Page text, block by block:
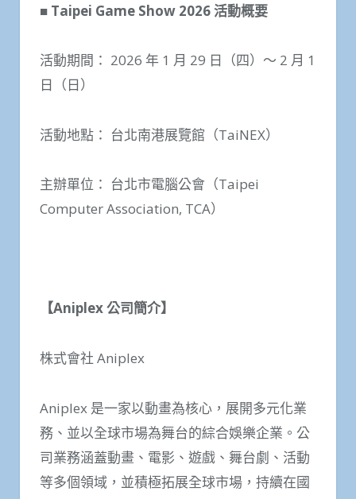
■ Taipei Game Show 2026活動概要
活動期間： 2026 年 1 月 29 日（四）～ 2 月 1
日（日）
活動地點： 台北南港展覽館（TaiNEX）
主辦單位： 台北市電腦公會（Taipei
Computer Association, TCA）
【Aniplex 公司簡介】
株式會社 Aniplex
Aniplex 是一家以動畫為核心，展開多元化業
務、並以全球市場為舞台的綜合娛樂企業。公
司業務涵蓋動畫、電影、遊戲、舞台劇、活動
等多個領域，並積極拓展全球市場，持續在國